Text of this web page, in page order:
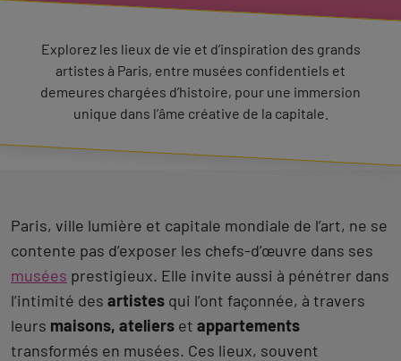
Explorez les lieux de vie et d’inspiration des grands
artistes à Paris, entre musées confidentiels et
demeures chargées d’histoire, pour une immersion
unique dans l’âme créative de la capitale.
Paris, ville lumière et capitale mondiale de l’art, ne se
contente pas d’exposer les chefs-d’œuvre dans ses
musées prestigieux. Elle invite aussi à pénétrer dans
l’intimité des artistes qui l’ont façonnée, à travers
leurs maisons, ateliers et appartements
transformés en musées. Ces lieux, souvent